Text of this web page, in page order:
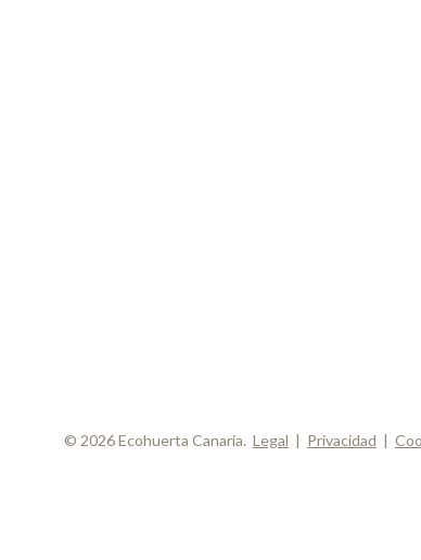
© 2026 Ecohuerta Canaria. Legal | Privacidad |